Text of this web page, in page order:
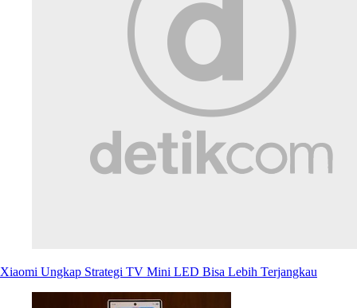
Xiaomi Ungkap Strategi TV Mini LED Bisa Lebih Terjangkau